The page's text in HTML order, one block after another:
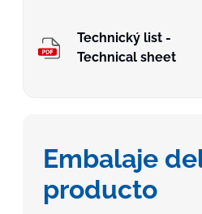
Technický list -
Technical sheet
Embalaje
producto